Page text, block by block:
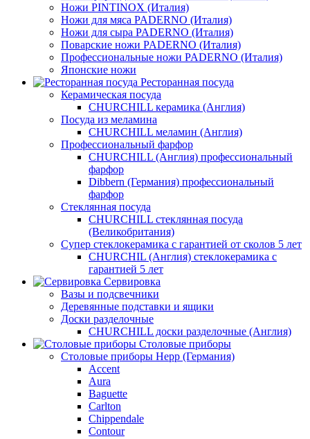
Ножи PINTINOX (Италия)
Ножи для мяса PADERNO (Италия)
Ножи для сыра PADERNO (Италия)
Поварские ножи PADERNO (Италия)
Профессиональные ножи PADERNO (Италия)
Японские ножи
Ресторанная посуда
Керамическая посуда
CHURCHILL керамика (Англия)
Посуда из меламина
CHURCHILL меламин (Англия)
Профессиональный фарфор
CHURCHILL (Англия) профессиональный
фарфор
Dibbern (Германия) профессиональный
фарфор
Стеклянная посуда
CHURCHILL стеклянная посуда
(Великобритания)
Супер стеклокерамика с гарантией от сколов 5 лет
CHURCHIL (Англия) стеклокерамика с
гарантией 5 лет
Сервировка
Вазы и подсвечники
Деревянные подставки и ящики
Доски разделочные
CHURCHILL доски разделочные (Англия)
Столовые приборы
Столовые приборы Hepp (Германия)
Accent
Aura
Baguette
Carlton
Chippendale
Contour